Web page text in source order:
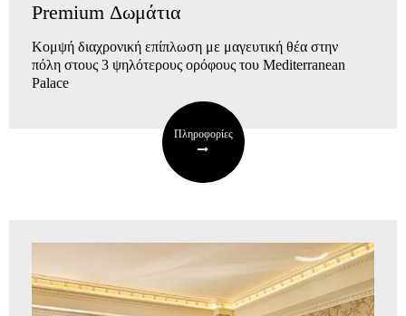
Premium Δωμάτια
Κομψή διαχρονική επίπλωση με μαγευτική θέα στην
πόλη στους 3 ψηλότερους ορόφους του Mediterranean
Palace
Πληροφορίες